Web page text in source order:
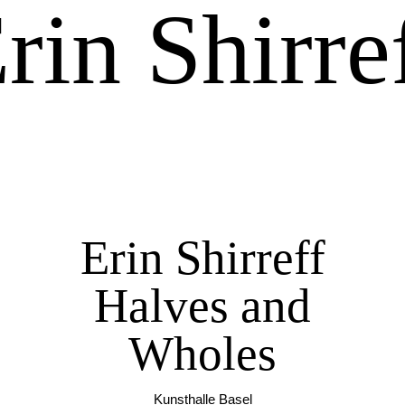
Erin Shirreff
Halves and
Wholes
Kunsthalle Basel